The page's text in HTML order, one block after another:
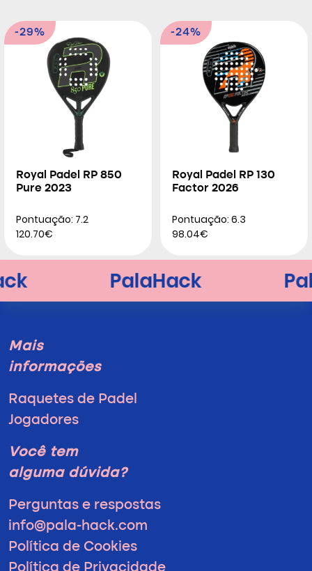
-29%
Royal Padel RP 850
Pure 2023
Pontuação: 7.2
120.70€
-24%
Royal Padel RP 130
Factor 2026
Pontuação: 6.3
98.04€
Mais
informações
Raquetes de Padel
Jogadores
Você tem
alguma dúvida?
Perguntas e respostas
info@pala-hack.com
Política de Cookies
Política de Privacidade